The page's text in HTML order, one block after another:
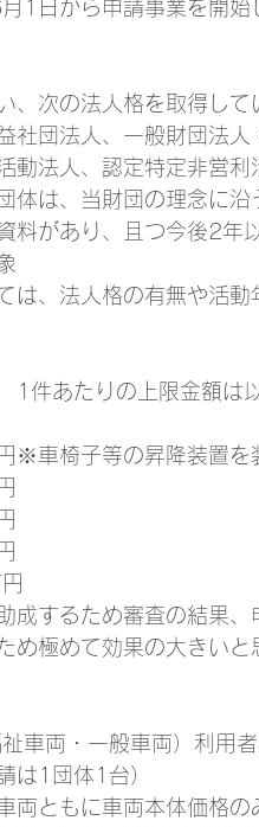
1日から申請事業を開
、次の法人格を取得して
社団法人、一般財団法
動法人、認定特定非営利
体は、当財団の理念に
料があり、且つ今後2年
は、法人格の有無や活動
1件あたりの上限金額は
※車椅子等の昇降装置を
するため審査の結果、
極めて効果の大きいと
車両・一般車両）利用
は1団体1台）
ともに車両本体価格の